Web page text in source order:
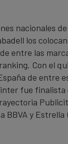
nacionales
los
entre las
Con el
de entre
fue finalista
BBVA y Estrella